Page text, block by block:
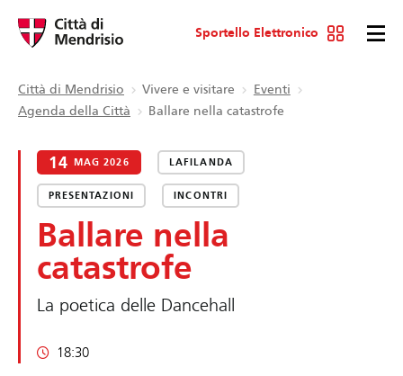
Sportello Elettronico
Città di Mendrisio Vivere e visitare
Eventi
Agenda della Città
Ballare nella catastrofe
14 MAG 2026 LAFILANDA
PRESENTAZIONI INCONTRI
Ballare nella
catastrofe
La poetica delle Dancehall
18:30